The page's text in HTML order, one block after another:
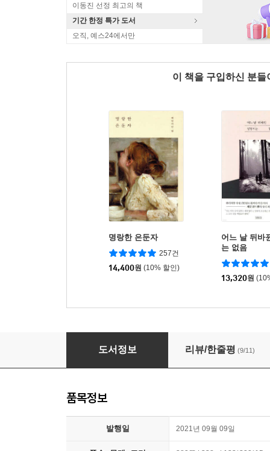
이동진 선정 최고의 책
기간 한정 특가 도서
오직, 예스24에서만
이 책을 구입하신 분
명랑한 은둔자
257건
14,400원 (10% 할인)
어느 날 뒤바
는 없음
13,320원
먼길로 돌아갈까?
도서정보 리뷰/한줄평 (9/11)
품목정보
발행일 2021년 09월 09일